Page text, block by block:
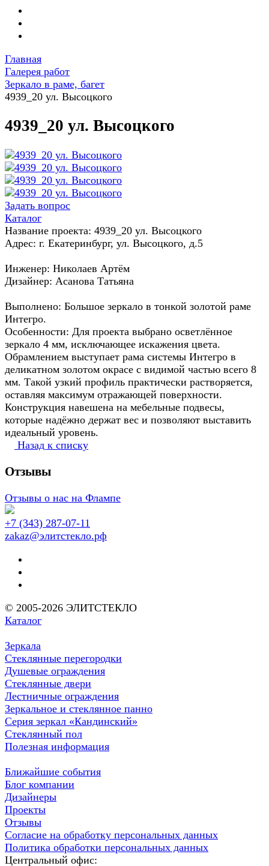
Главная
Галерея работ
Зеркало в раме, багет
4939_20 ул. Высоцкого
4939_20 ул. Высоцкого
Задать вопрос
Каталог
Название проекта: 4939_20 ул. Высоцкого
Адрес: г. Екатеринбург, ул. Высоцкого, д.5
Инженер: Николаев Артём
Дизайнер: Асанова Татьяна
Выполнено: Большое зеркало в тонкой золотой раме
Интегро.
Особенности: Для проекта выбрано осветлённое
зеркало 4 мм, исключающее искажения цвета.
Обрамлением выступает рама системы Интегро в
деликатном золотом окрасе с видимой частью всего 8
мм. Такой узкий профиль практически растворяется,
оставляя максимум отражающей поверхности.
Конструкция навешена на мебельные подвесы,
которые надёжно держат вес и позволяют выставить
идеальный уровень.
Назад к списку
Отзывы
Отзывы о нас на Флампе
+7 (343) 287-07-11
zakaz@элитстекло.рф
© 2005-2026 ЭЛИТСТЕКЛО
Каталог
Зеркала
Стеклянные перегородки
Душевые ограждения
Стеклянные двери
Лестничные ограждения
Зеркальное и стеклянное панно
Серия зеркал «Кандинский»
Стеклянный пол
Полезная информация
Ближайшие события
Блог компании
Дизайнеры
Проекты
Отзывы
Согласие на обработку персональных данных
Политика обработки персональных данных
Центральный офис: